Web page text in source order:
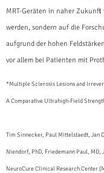
MRT-Geräten in naher
werden, sondern auf die
aufgrund der hohen
vor allem bei Patienten mit
*Multiple Sclerosis Lesions and
A Comparative Ultrahigh-Field
Tim Sinnecker, Paul Mittelstaedt, Jan
Niendorf, PhD, Friedemann Paul, MD,
NeuroCure Clinical Research Center